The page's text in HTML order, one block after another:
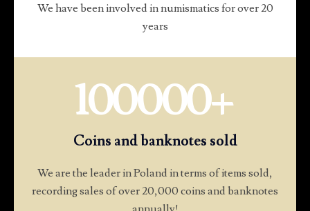
We have been involved in numismatics for over 20
years
100000+
Coins and banknotes sold
We are the leader in Poland in terms of items sold,
recording sales of over 20,000 coins and banknotes